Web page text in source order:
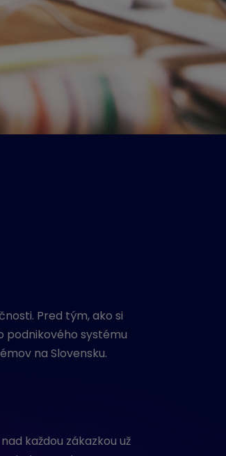
Pred tým,ako si
podnikového systému
na Slovensku.
každou zákazkou už